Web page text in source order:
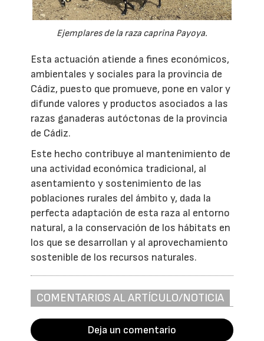
Ejemplares de la raza caprina Payoya.
Esta actuación atiende a fines económicos,
ambientales y sociales para la provincia de
Cádiz, puesto que promueve, pone en valor y
difunde valores y productos asociados a las
razas ganaderas autóctonas de la provincia
de Cádiz.
Este hecho contribuye al mantenimiento de
una actividad económica tradicional, al
asentamiento y sostenimiento de las
poblaciones rurales del ámbito y, dada la
perfecta adaptación de esta raza al entorno
natural, a la conservación de los hábitats en
los que se desarrollan y al aprovechamiento
sostenible de los recursos naturales.
COMENTARIOS AL ARTÍCULO/NOTICIA
Deja un comentario